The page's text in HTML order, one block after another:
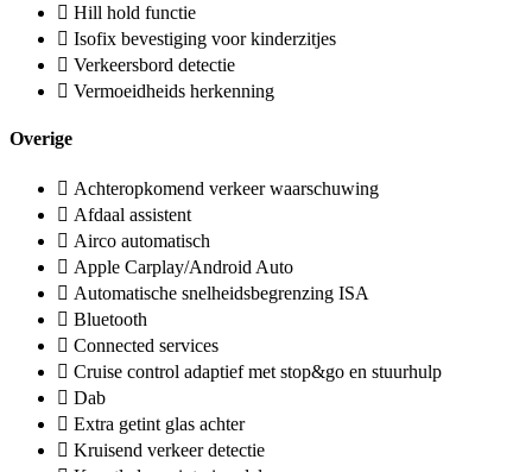
Hill hold functie
Isofix bevestiging voor kinderzitjes
Verkeersbord detectie
Vermoeidheids herkenning
Overige
Achteropkomend verkeer waarschuwing
Afdaal assistent
Airco automatisch
Apple Carplay/Android Auto
Automatische snelheidsbegrenzing ISA
Bluetooth
Connected services
Cruise control adaptief met stop&go en stuurhulp
Dab
Extra getint glas achter
Kruisend verkeer detectie